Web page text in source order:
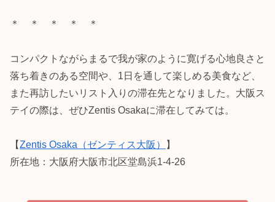
＊ ＊ ＊ ＊ ＊
コンパクトながらまるで我が家のように寛げる心地良さと
落ち着きのある空間や、1日を通して楽しめる美食など、
また再訪したいリスト入りの滞在先となりました。大阪ス
テイの際は、ぜひZentis Osakaに滞在してみては。
【Zentis Osaka（ゼンティス大阪）
】
所在地：大阪府大阪市北区堂島浜1-4-26